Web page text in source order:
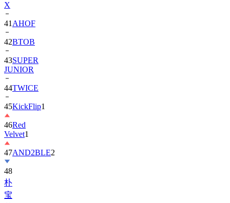
41
42 BTOB
43SUPER
JUNIOR
44TWICE
45KickFlip
46Red
Velvet
47AND2BLE
48
朴
宝
英